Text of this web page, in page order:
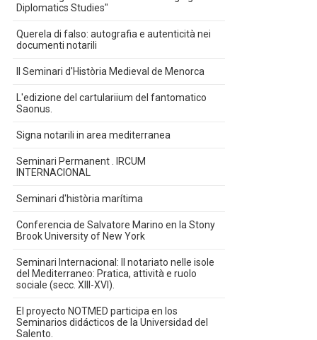
Diplomatics Studies"
Querela di falso: autografia e autenticità nei
documenti notarili
II Seminari d'Història Medieval de Menorca
L'edizione del cartulariium del fantomatico
Saonus.
Signa notarili in area mediterranea
Seminari Permanent . IRCUM
INTERNACIONAL
Seminari d'història marítima
Conferencia de Salvatore Marino en la Stony
Brook University of New York
Seminari Internacional: Il notariato nelle isole
del Mediterraneo: Pratica, attività e ruolo
sociale (secc. XIII-XVI).
El proyecto NOTMED participa en los
Seminarios didácticos de la Universidad del
Salento.